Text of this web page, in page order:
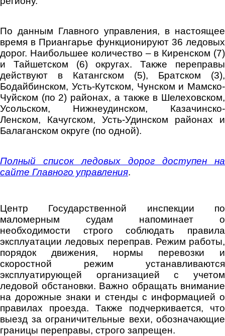
По данным Главного управления, в настоящее
время в Приангарье функционируют 36 ледовых
дорог. Наибольшее количество – в Киренском (7)
и Тайшетском (6) округах. Также переправы
действуют в Катангском (5), Братском (3),
Бодайбинском, Усть-Кутском, Чунском и Мамско-
Чуйском (по 2) районах, а также в Шелеховском,
Усольском, Нижнеудинском, Казачинско-
Ленском, Качугском, Усть-Удинском районах и
Балаганском округе (по одной).
Полный список ледовых дорог доступен на
сайте Главного управления.
Центр Государственной инспекции по
маломерным судам напоминает о
необходимости строго соблюдать правила
эксплуатации ледовых переправ. Режим работы,
порядок движения, нормы перевозки и
скоростной режим устанавливаются
эксплуатирующей организацией с учетом
ледовой обстановки. Важно обращать внимание
на дорожные знаки и стенды с информацией о
правилах проезда. Также подчеркивается, что
выезд за ограничительные вехи, обозначающие
границы переправы, строго запрещен.